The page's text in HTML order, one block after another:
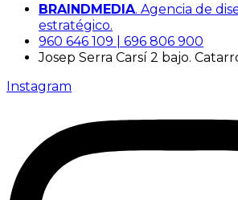
BRAINDMEDIA. Agencia de
estratégico.
960 646 109 | 696 806 900
Josep Serra Carsí 2 bajo.
Instagram